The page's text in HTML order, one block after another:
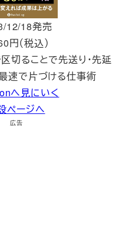
12/18発売
円（税込）
切ることで先送り・先延
速で片づける仕事術
へ見にいく
ページへ
広告